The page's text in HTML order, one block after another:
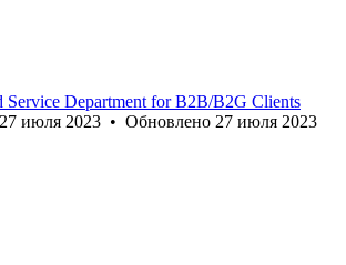
Service Department for B2B/B2G Clients
27 июля 2023 • Обновлено 27 июля 2023